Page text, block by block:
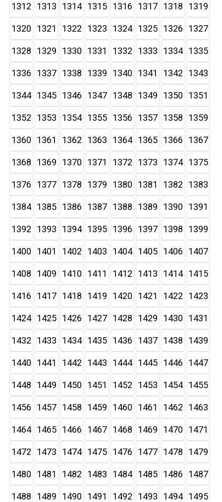
1312 1313 1314 1315 1316 1317 1318 1319
1320 1321 1322 1323 1324 1325 1326 1327
1328 1329 1330 1331 1332 1333 1334 1335
1336 1337 1338 1339 1340 1341 1342 1343
1344 1345 1346 1347 1348 1349 1350 1351
1352 1353 1354 1355 1356 1357 1358 1359
1360 1361 1362 1363 1364 1365 1366 1367
1368 1369 1370 1371 1372 1373 1374 1375
1376 1377 1378 1379 1380 1381 1382 1383
1384 1385 1386 1387 1388 1389 1390 1391
1392 1393 1394 1395 1396 1397 1398 1399
1400 1401 1402 1403 1404 1405 1406 1407
1408 1409 1410 1411 1412 1413 1414 1415
1416 1417 1418 1419 1420 1421 1422 1423
1424 1425 1426 1427 1428 1429 1430 1431
1432 1433 1434 1435 1436 1437 1438 1439
1440 1441 1442 1443 1444 1445 1446 1447
1448 1449 1450 1451 1452 1453 1454 1455
1456 1457 1458 1459 1460 1461 1462 1463
1464 1465 1466 1467 1468 1469 1470 1471
1472 1473 1474 1475 1476 1477 1478 1479
1480 1481 1482 1483 1484 1485 1486 1487
1488 1489 1490 1491 1492 1493 1494 1495